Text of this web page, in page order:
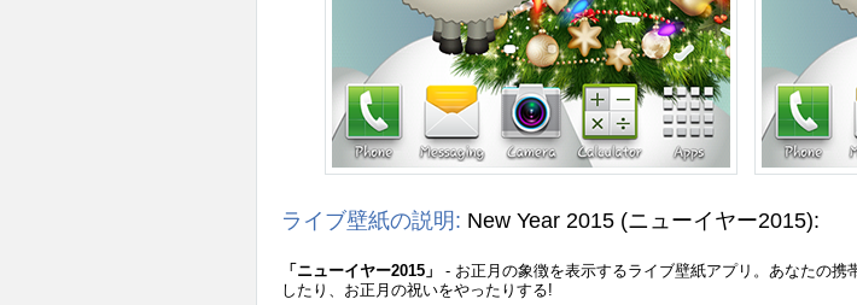
ライブ壁紙の説明: New Year 2015 (ニューイヤー2015):
「ニューイヤー2015」
- お正月の象徴を表示するライブ壁紙アプリ。あなたの
したり、お正月の祝いをやったりする!